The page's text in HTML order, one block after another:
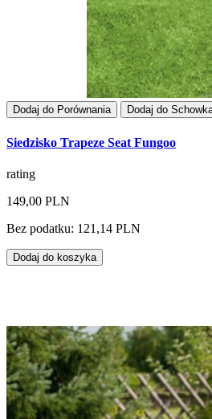
Dodaj do Porównania Dodaj do
Siedzisko Trapeze Seat Fungoo
rating
149,00 PLN
Bez podatku: 121,14 PLN
Dodaj do koszyka